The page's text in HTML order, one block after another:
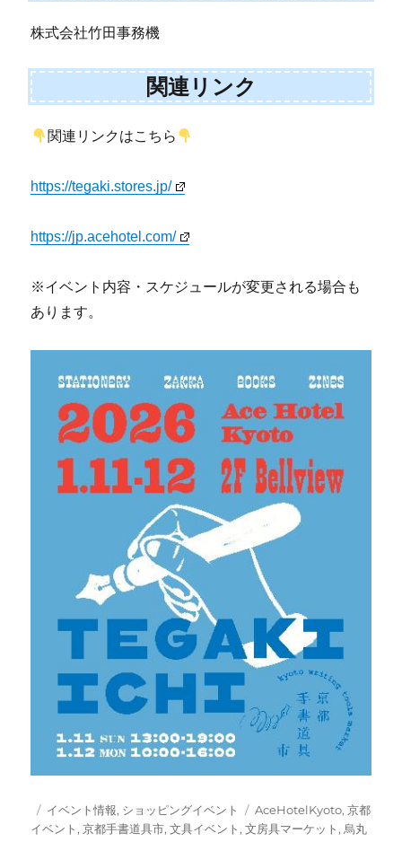
株式会社竹田事務機
関連リンク
関連リンクはこちら
https://tegaki.stores.jp/
https://jp.acehotel.com/
※イベント内容・スケジュールが変更される場合も
あります。
投
稿
カ
テ
イベント情報, ショッピングイベント
タ
グ
AceHotelKyoto,京都
イベント ,京都手書道具市,文具イベント ,文房具マーケット , 烏丸